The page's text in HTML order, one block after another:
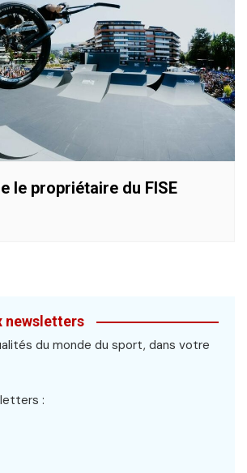
le propriétaire du FISE
newsletters
du monde du sport, dans votre
: